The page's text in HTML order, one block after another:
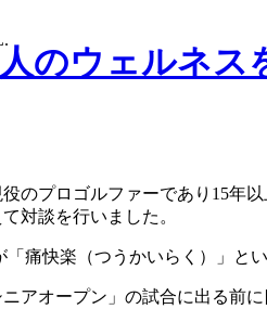
のプロゴルファーであり15年
対談を行いました。
痛快楽（つうかいらく）」と
アオープン」の試合に出る前